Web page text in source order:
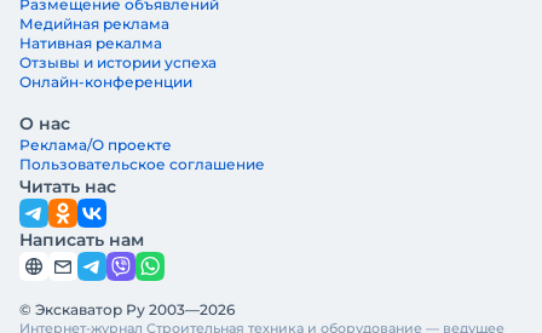
Размещение объявлений
Медийная реклама
Нативная рекалма
Отзывы и истории успеха
Онлайн-конференции
О нас
Реклама/О проекте
Пользовательское соглашение
Читать нас
Написать нам
© Экскаватор Ру 2003—2026
Интернет-журнал Строительная техника и оборудование — ведущее